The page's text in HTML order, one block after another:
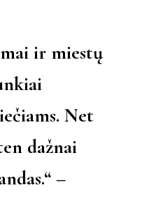
ir miestų
Net
dažnai
–